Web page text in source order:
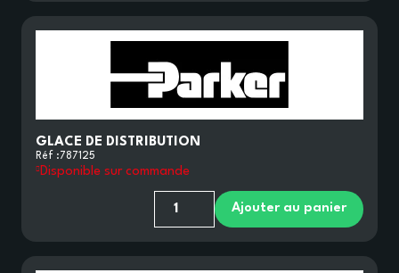
GLACE DE DISTRIBUTION
Réf :787125
Disponible sur commande
Ajouter au panier